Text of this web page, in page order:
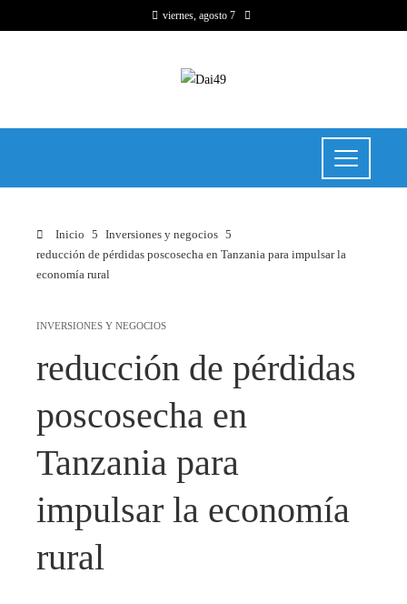
viernes, agosto 7
Inicio
Inversiones y negocios
reducción de pérdidas poscosecha en Tanzania para impulsar la
economía rural
INVERSIONES Y NEGOCIOS
reducción de pérdidas
poscosecha en
Tanzania para
impulsar la economía
rural